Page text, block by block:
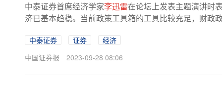
中泰证券首席经济学家李迅雷在论坛上发表主题演讲时
济已基本趋稳。当前政策工具箱的工具比较充足，财政
中泰证券 证券
经济
中国证券报
2023-09-28 08:06